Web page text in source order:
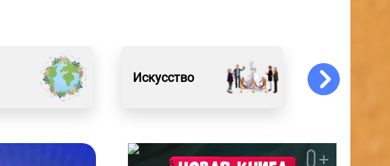
Искусство Новости